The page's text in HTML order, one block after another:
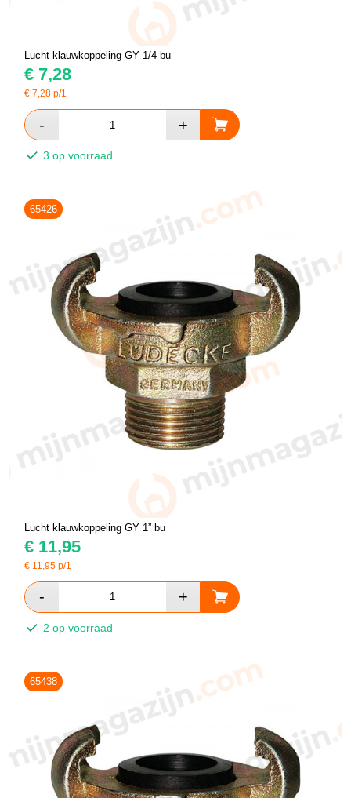
Lucht klauwkoppeling GY 1/4 bu
€ 7,28
€7,28 p/1
3 op voorraad
65426
Lucht klauwkoppeling GY 1” bu
€ 11,95
€ 11,95 p/1
2 op voorraad
65438